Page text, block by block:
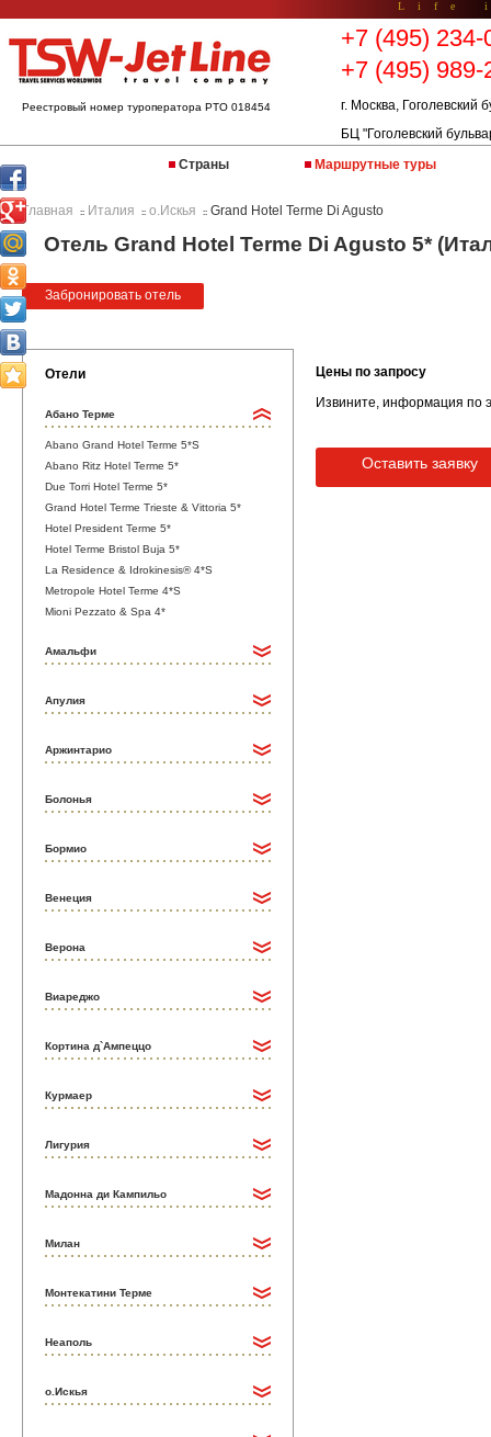
Life
Реестровый номер туроператора РТО 018454
+7 (495) 234-
+7 (495) 989-
г. Москва, Гоголевский
БЦ "Гоголевский
Страны
Маршрутные туры
Главная :: Италия :: о.Искья :: Grand Hotel Terme Di Agusto
Отель Grand Hotel Terme Di Agusto 5*
Забронировать отель
Отели
Абано Терме
Abano Grand Hotel Terme 5*S
Abano Ritz Hotel Terme 5*
Due Torri Hotel Terme 5*
Grand Hotel Terme Trieste & Vittoria 5*
Hotel President Terme 5*
Hotel Terme Bristol Buja 5*
La Residence & Idrokinesis® 4*S
Metropole Hotel Terme 4*S
Mioni Pezzato & Spa 4*
Амальфи
Апулия
Аржинтарио
Болонья
Бормио
Венеция
Верона
Виареджо
Кортина д`Ампеццо
Курмаер
Лигурия
Мадонна ди Кампильо
Милан
Монтекатини Терме
Неаполь
о.Искья
Цены по запросу
Извините, информация по
Оставить заявку